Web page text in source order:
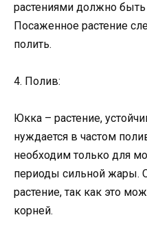
растениями должно
Посаженное растение
полить.
4. Полив:
Юкка – растение,
нуждается в частом
необходим только для
периоды сильной жары.
растение, так как это
корней.